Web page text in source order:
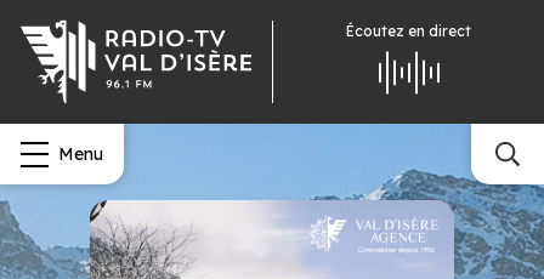
Écoutez en direct
Menu